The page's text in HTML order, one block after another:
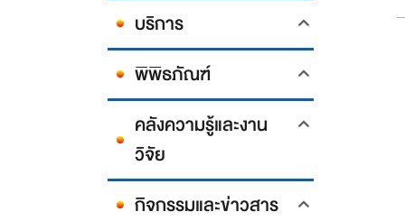
บริการ
พิพิธภัณฑ์
คลังความรู้และงาน
วิจัย
กิจกรรมและข่าวสาร